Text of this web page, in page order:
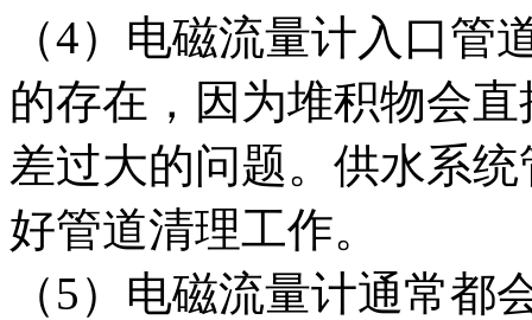
（4）电磁流量计入口
的存在，因为堆积物会
差过大的问题。供水系
好管道清理工作。
（5）电磁流量计通常